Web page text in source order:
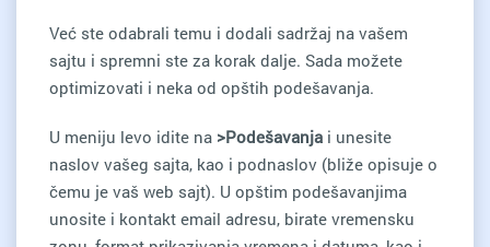
Već ste odabrali temu i dodali sadržaj na vašem
sajtu i spremni ste za korak dalje. Sada možete
optimizovati i neka od opštih podešavanja.
U meniju levo idite na >Podešavanja i unesite
naslov vašeg sajta, kao i podnaslov (bliže opisuje o
čemu je vaš web sajt). U opštim podešavanjima
unosite i kontakt email adresu, birate vremensku